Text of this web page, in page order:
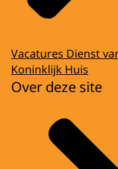
Vacatures Dienst
Koninklijk Huis
Over deze site